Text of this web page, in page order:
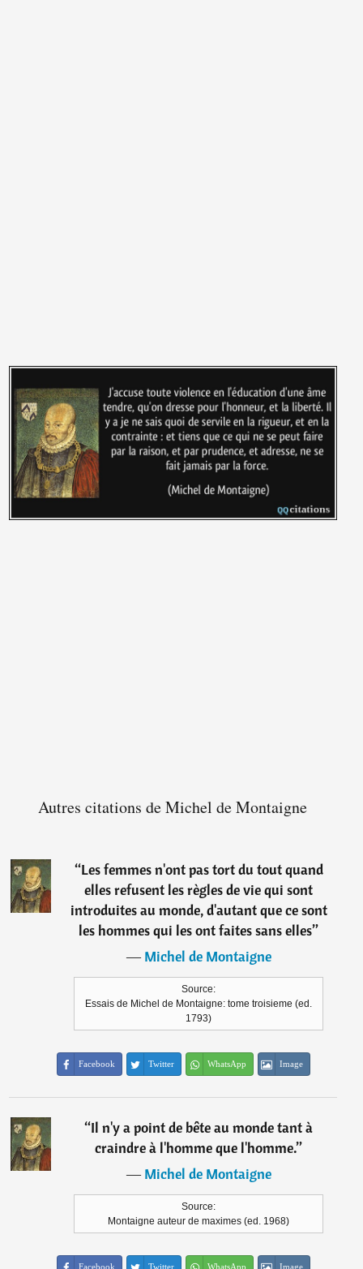
Autres citations de Michel de Montaigne
“Les femmes n'ont pas tort du tout quand
elles refusent les règles de vie qui sont
introduites au monde, d'autant que ce sont
les hommes qui les ont faites sans elles”
―Michel de Montaigne
Source:
Essais de Michel de Montaigne: tome troisieme (ed.
1793)
Facebook Twitter WhatsApp Image
“Il n'y a point de bête au monde tant à
craindre à l'homme que l'homme.”
―Michel de Montaigne
Source:
Montaigne auteur de maximes (ed. 1968)
Facebook Twitter WhatsApp Image